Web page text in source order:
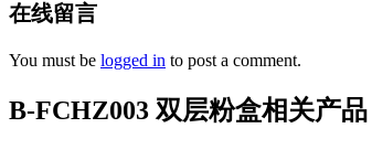
在线留言
You must be logged in to post a comment.
B-FCHZ003 双层粉盒相关产品